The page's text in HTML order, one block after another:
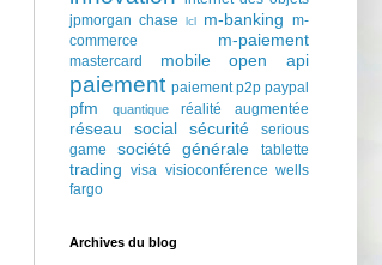
jpmorgan chase
lcl m-banking m-
commerce
m-paiement
mastercard mobile open api
paiement paiement p2p paypal
pfm quantique réalité augmentée
réseau social sécurité
serious
game
société générale tablette
trading visa visioconférence wells
fargo
Archives du blog